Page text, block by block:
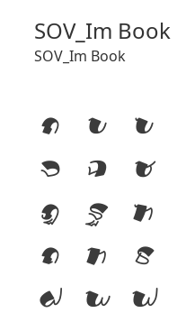
SOV_Im Book
SOV_Im Book
ก ข ฃ
จ
ฉ ช
ฏ ฐ ฑ
ถ ท ธ
ฝ พ ฟ